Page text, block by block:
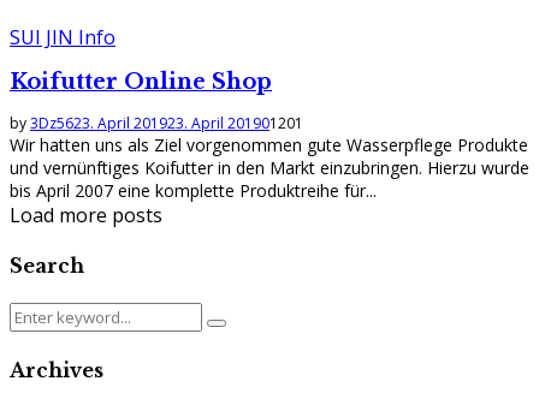
SUI JIN Info
Koifutter Online Shop
by3Dz5623. April 201923. April 201901201
Wir hatten uns als Ziel vorgenommen gute Wasserpflege Produkte
und vernünftiges Koifutter in den Markt einzubringen. Hierzu wurde
bis April 2007 eine komplette Produktreihe für...
Load more posts
Search
Search
Search
Archives